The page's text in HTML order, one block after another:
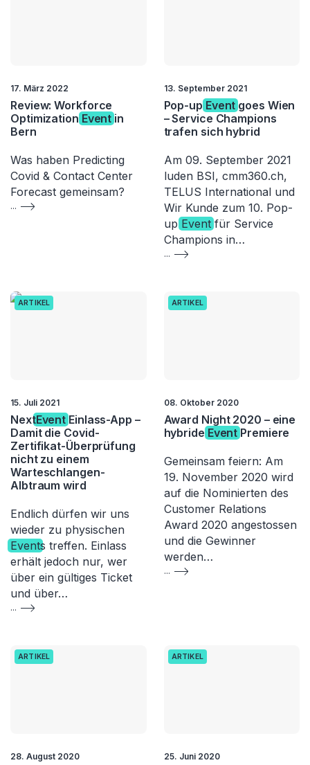
17. März 2022
Review: Workforce
Optimization Eventin
Bern
Was haben Predicting
Covid & Contact Center
Forecast gemeinsam?
...
13. September 2021
Pop-up Eventgoes Wien
– Service Champions
trafen sich hybrid
Am 09. September 2021
luden BSI, cmm360.ch,
TELUS International und
Wir Kunde zum 10. Pop-
up Eventfür Service
Champions in…
...
ARTIKEL
15. Juli 2021
NextEventEinlass-App –
Damit die Covid-
Zertifikat-Überprüfung
nicht zu einem
Warteschlangen-
Albtraum wird
Endlich dürfen wir uns
wieder zu physischen
Events treffen. Einlass
erhält jedoch nur, wer
über ein gültiges Ticket
und über…
...
ARTIKEL
08. Oktober 2020
Award Night 2020 – eine
hybride EventPremiere
Gemeinsam feiern: Am
19. November 2020 wird
auf die Nominierten des
Customer Relations
Award 2020 angestossen
und die Gewinner
werden…
...
ARTIKEL
28. August 2020
ARTIKEL
25. Juni 2020